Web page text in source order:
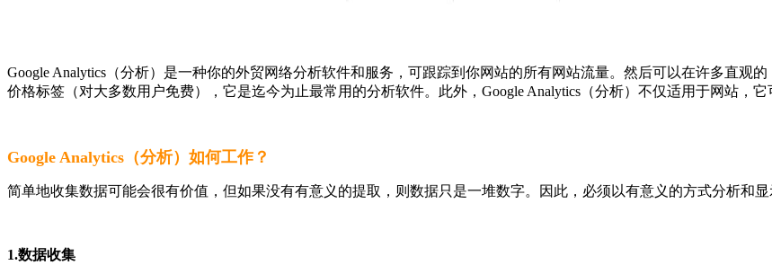
Google Analytics（分析）是一种你的外贸网络分析软件和服务，可跟踪到你网站的所有网站流量。然后可以在许多直观
价格标签（对大多数用户免费），它是迄今为止最常用的分析软件。此外，Google Analytics（分析）不仅适用于网站，
Google Analytics（分析）如何工作？
简单地收集数据可能会很有价值，但如果没有有意义的提取，则数据只是一堆数字。因此，必须以有意义的方式分析和
1.数据收集